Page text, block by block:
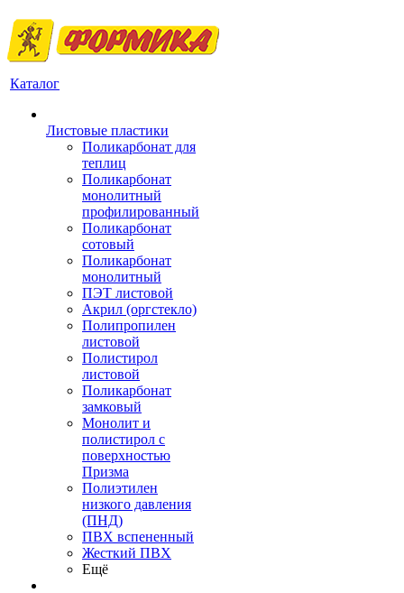
Каталог
Листовые пластики
Поликарбонат для
теплиц
Поликарбонат
монолитный
профилированный
Поликарбонат
сотовый
Поликарбонат
монолитный
ПЭТ листовой
Акрил (оргстекло)
Полипропилен
листовой
Полистирол
листовой
Поликарбонат
замковый
Монолит и
полистирол с
поверхностью
Призма
Полиэтилен
низкого давления
(ПНД)
ПВХ вспененный
Жесткий ПВХ
Ещё